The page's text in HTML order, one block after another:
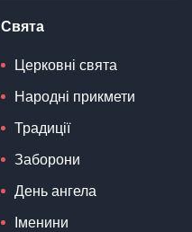
Свята
Церковні свята
Народні прикмети
Традиції
Заборони
День ангела
Іменини